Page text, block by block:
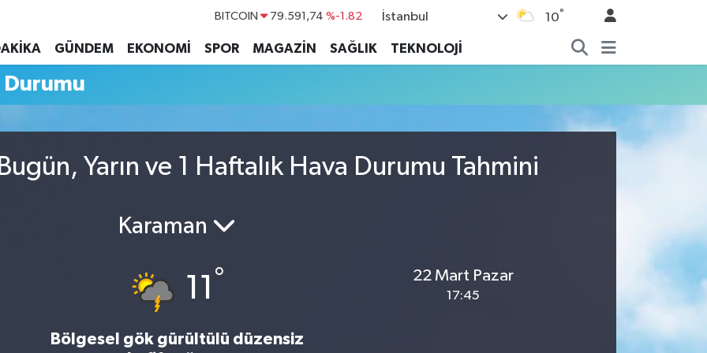
BITCOIN 79.591,74 %-1.82
DOLAR 45,43620 %0.02
G.ALTIN 6862,09000 %0.19
BİST100 14.598,00 %0
İstanbul 10°
GÜNDEM EKONOMİ SPOR MAGAZİN SAĞLIK TEKNOLOJİ
Durumu
Yarın ve 1 Haftalık Hava Durumu Tahmini
Karaman
11 °
Bölgesel gök gürültülü düzensiz
22 Mart Pazar
17:45